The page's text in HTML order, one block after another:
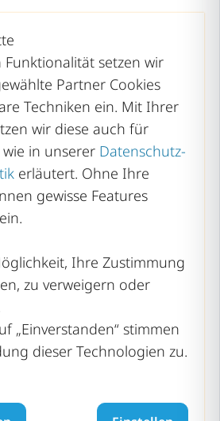
setzen wir
Partner Cookies
Techniken ein. Mit Ihrer
wir diese auch für
in unserer Datenschutz-
erläutert. Ohne Ihre
gewisse Features
Ihre Zustimmung
zu verweigern oder
„Einverstanden“ stimmen
dieser Technologien zu.